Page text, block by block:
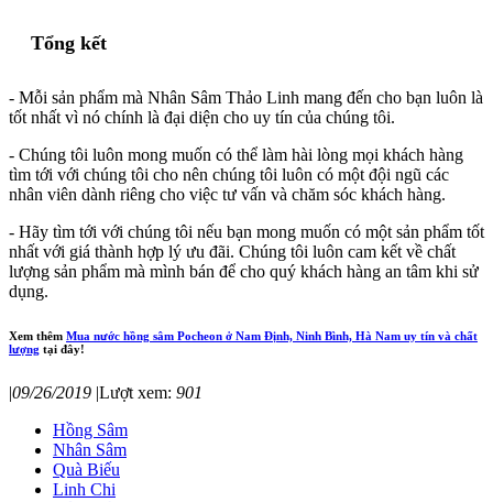
Tổng kết
- Mỗi sản phẩm mà Nhân Sâm Thảo Linh mang đến cho bạn luôn là
tốt nhất vì nó chính là đại diện cho uy tín của chúng tôi.
- Chúng tôi luôn mong muốn có thể làm hài lòng mọi khách hàng
tìm tới với chúng tôi cho nên chúng tôi luôn có một đội ngũ các
nhân viên dành riêng cho việc tư vấn và chăm sóc khách hàng.
- Hãy tìm tới với chúng tôi nếu bạn mong muốn có một sản phẩm tốt
nhất với giá thành hợp lý ưu đãi. Chúng tôi luôn cam kết về chất
lượng sản phẩm mà mình bán để cho quý khách hàng an tâm khi sử
dụng.
Xem thêm Mua nước hồng sâm Pocheon ở Nam Định, Ninh Bình, Hà Nam uy tín và chất
lượng tại đây!
|09/26/2019 |Lượt xem: 901
Hồng Sâm
Nhân Sâm
Quà Biếu
Linh Chi